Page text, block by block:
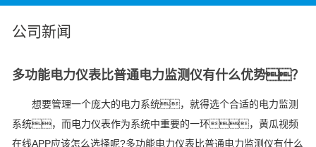
公司新闻
多功能电力仪表比普通电力监测仪有什么优势？
想要管理一个庞大的电力系统，就得选个合适的电力监测
系统，而电力仪表作为系统中重要的一环，黄瓜视频
在线APP应该怎么选择呢?多功能电力仪表比普通电力监测仪有什么